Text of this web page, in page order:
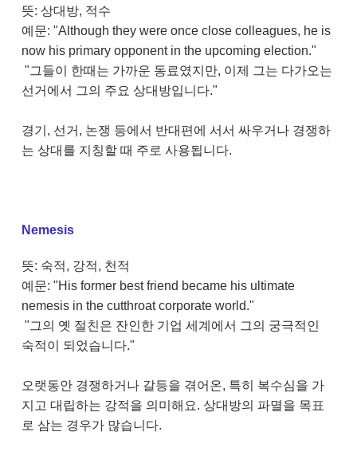
뜻: 상대방, 적수
예문: "Although they were once close colleagues, he is
now his primary opponent in the upcoming election."
"그들이 한때는 가까운 동료였지만, 이제 그는 다가오는
선거에서 그의 주요 상대방입니다."
경기, 선거, 논쟁 등에서 반대편에 서서 싸우거나 경쟁하
는 상대를 지칭할 때 주로 사용됩니다.
Nemesis
뜻: 숙적, 강적, 천적
예문: "His former best friend became his ultimate
nemesis in the cutthroat corporate world."
"그의 옛 절친은 잔인한 기업 세계에서 그의 궁극적인
숙적이 되었습니다."
오랫동안 경쟁하거나 갈등을 겪어온, 특히 복수심을 가
지고 대립하는 강적을 의미해요. 상대방의 파멸을 목표
로 삼는 경우가 많습니다.